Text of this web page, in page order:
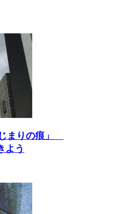
まりの痕」
よう